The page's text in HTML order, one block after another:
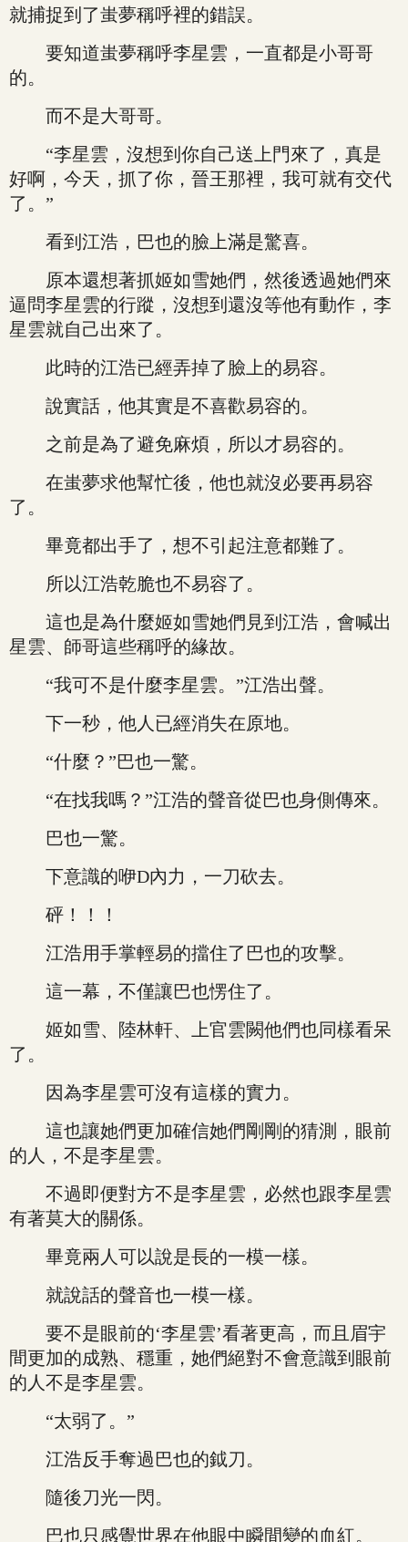
就捕捉到了蚩夢稱呼裡的錯誤。
要知道蚩夢稱呼李星雲，一直都是小哥哥
的。
而不是大哥哥。
“李星雲，沒想到你自己送上門來了，真是
好啊，今天，抓了你，晉王那裡，我可就有交代
了。”
看到江浩，巴也的臉上滿是驚喜。
原本還想著抓姬如雪她們，然後透過她們來
逼問李星雲的行蹤，沒想到還沒等他有動作，李
星雲就自己出來了。
此時的江浩已經弄掉了臉上的易容。
說實話，他其實是不喜歡易容的。
之前是為了避免麻煩，所以才易容的。
在蚩夢求他幫忙後，他也就沒必要再易容
了。
畢竟都出手了，想不引起注意都難了。
所以江浩乾脆也不易容了。
這也是為什麼姬如雪她們見到江浩，會喊出
星雲、師哥這些稱呼的緣故。
“我可不是什麼李星雲。”江浩出聲。
下一秒，他人已經消失在原地。
“什麼？”巴也一驚。
“在找我嗎？”江浩的聲音從巴也身側傳來。
巴也一驚。
下意識的咿D內力，一刀砍去。
砰！！！
江浩用手掌輕易的擋住了巴也的攻擊。
這一幕，不僅讓巴也愣住了。
姬如雪、陸林軒、上官雲闕他們也同樣看呆
了。
因為李星雲可沒有這樣的實力。
這也讓她們更加確信她們剛剛的猜測，眼前
的人，不是李星雲。
不過即便對方不是李星雲，必然也跟李星雲
有著莫大的關係。
畢竟兩人可以說是長的一模一樣。
就說話的聲音也一模一樣。
要不是眼前的‘李星雲’看著更高，而且眉宇
間更加的成熟、穩重，她們絕對不會意識到眼前
的人不是李星雲。
“太弱了。”
江浩反手奪過巴也的鉞刀。
隨後刀光一閃。
巴也只感覺世界在他眼中瞬間變的血紅。